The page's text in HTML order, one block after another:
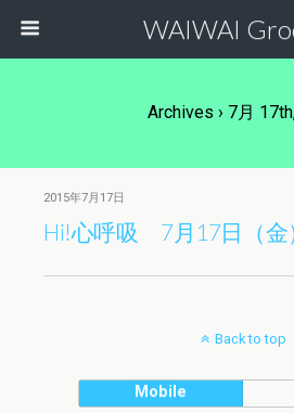
WAIWAI
Archives › 7月
2015年7月17日
Hi!心呼吸 7月17日（金
Back to top
Mobile